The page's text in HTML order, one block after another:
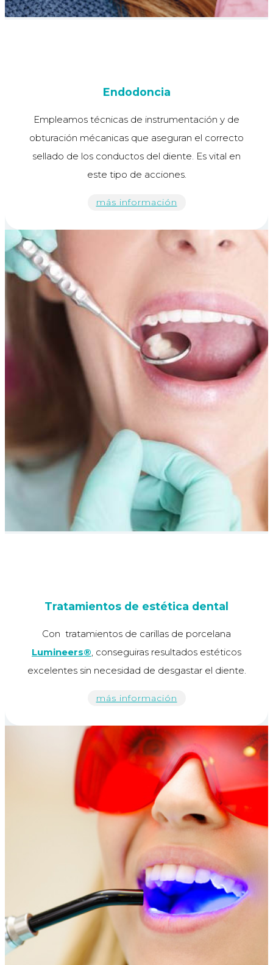
Endodoncia
Empleamos técnicas de instrumentación y de
obturación mécanicas que aseguran el correcto
sellado de los conductos del diente. Es vital en
este tipo de acciones.
más información
Tratamientos de estética dental
Con tratamientos de carillas de porcelana
Lumineers®, conseguiras resultados estéticos
excelentes sin necesidad de desgastar el diente.
más información